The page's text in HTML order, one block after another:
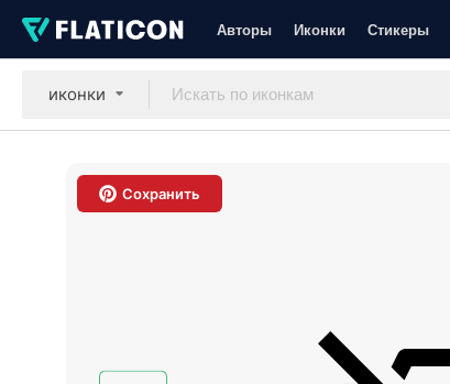
Авторы Иконки Стикеры
иконки
Сохранить